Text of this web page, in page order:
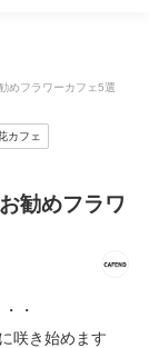
めフラワーカフェ5選
カフェ
勧めフラワ
・
咲き始めます